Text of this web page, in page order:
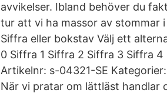
avvikelser. Ibland behöver du
tur att vi ha massor av stommar
Siffra eller bokstav Välj ett
0 Siffra 1 Siffra 2 Siffra 3 Siffra
Artikelnr: s-04321-SE
När vi pratar om lättläst handlar